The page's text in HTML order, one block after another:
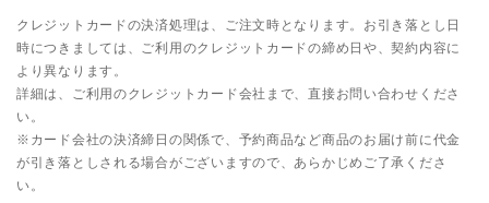
クレジットカードの決済処理は、ご注文時となります。お引き落とし日
時につきましては、ご利用のクレジットカードの締め日や、契約内容に
より異なります。
詳細は、ご利用のクレジットカード会社まで、直接お問い合わせくださ
い。
※カード会社の決済締日の関係で、予約商品など商品のお届け前に代金
が引き落としされる場合がございますので、あらかじめご了承くださ
い。